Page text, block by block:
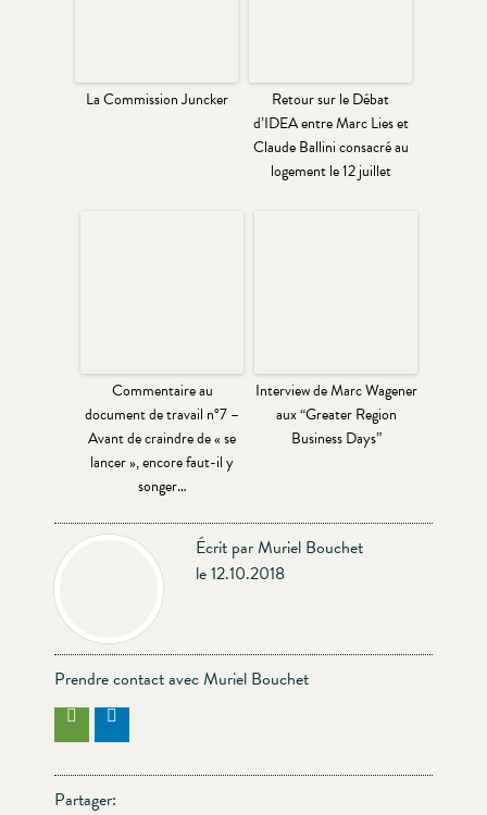
La Commission Juncker
Retour sur le Débat
d’IDEA entre Marc Lies et
Claude Ballini consacré au
logement le 12 juillet
Commentaire au
document de travail n°7 –
Avant de craindre de « se
lancer », encore faut-il y
songer…
Interview de Marc Wagener
aux “Greater Region
Business Days”
Écrit par Muriel Bouchet
le 12.10.2018
Prendre contact avec Muriel Bouchet
Partager: